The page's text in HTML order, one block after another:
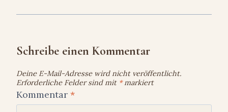
Schreibe einen Kommentar
Deine E-Mail-Adresse wird nicht veröffentlicht.
Erforderliche Felder sind mit *markiert
Kommentar *